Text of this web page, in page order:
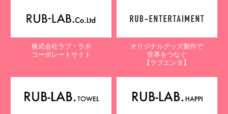
株式会社ラブ・ラボ
コーポレートサイト
オリジナルグッズ製作で
世界をつなぐ
【ラブエンタ】